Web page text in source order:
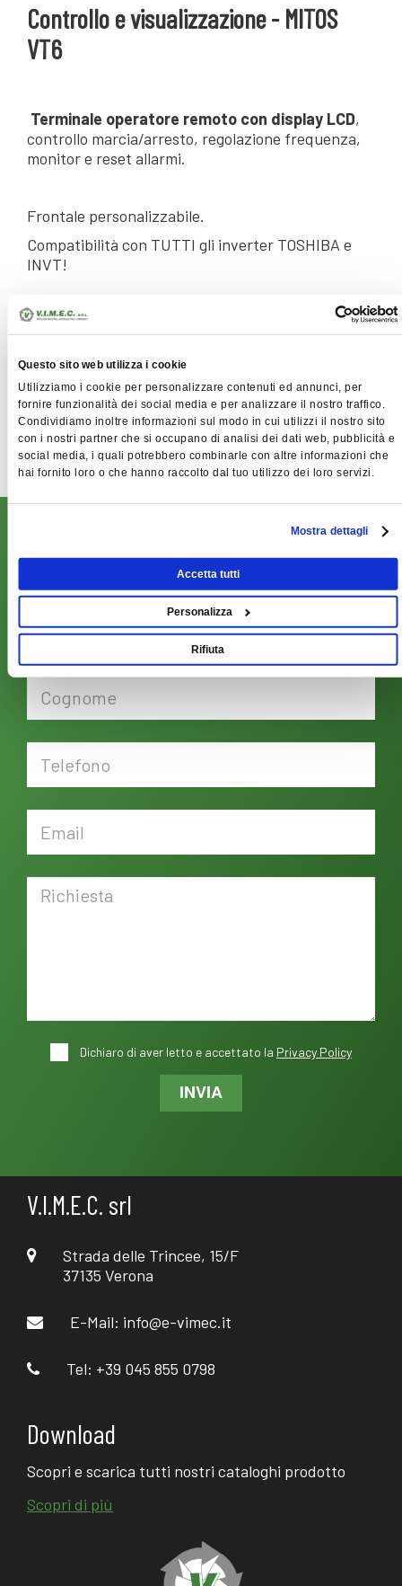
Questo sito web utilizza i cookie
Utilizziamo i cookie per personalizzare contenuti ed annunci, per
fornire funzionalità dei social media e per analizzare il nostro traffico.
Condividiamo inoltre informazioni sul modo in cui utilizzi il nostro sito
con i nostri partner che si occupano di analisi dei dati web, pubblicità e
social media, i quali potrebbero combinarle con altre informazioni che
hai fornito loro o che hanno raccolto dal tuo utilizzo dei loro servizi.
Mostra dettagli
Accetta tutti
Personalizza
Rifiuta
Controllo e visualizzazione - MITOS
VT6
Terminale operatore remoto con display LCD,
controllo marcia/arresto, regolazione frequenza,
monitor e reset allarmi.
Frontale personalizzabile.
Compatibilità con TUTTI gli inverter TOSHIBA e
INVT!
ALLEGATI
Scarica i nostri cataloghi di settore.
Manuale MITOS VT6
RICHIEDI PREVENTIVO
Scrivici subito, compilando il form qui sotto: verrai
ricontattato da un nostro responsabile il prima possibile!
Dichiaro di aver letto e accettato la Privacy Policy
INVIA
V.I.M.E.C. srl
Strada delle Trincee, 15/F
37135 Verona
E-Mail: info@e-vimec.it
Tel: +39 045 855 0798
Download
Scopri e scarica tutti nostri cataloghi prodotto
Scopri di più